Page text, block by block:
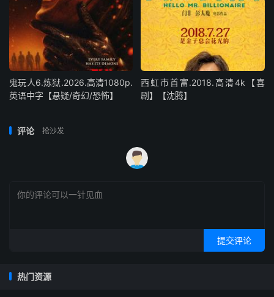
鬼玩人6.炼狱.2026.高清1080p.
英语中字【悬疑/奇幻/恐怖】
西虹市首富.2018.高清4k【喜
剧】【沈腾】
评论 抢沙发
提交评论
热门资源